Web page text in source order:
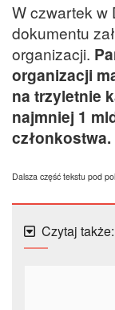
W czwartek w
dokumentu
organizacji.
organizacji
na trzyletnie
najmniej 1
członkostwa.
Dalsza część tekstu pod
Czytaj także: